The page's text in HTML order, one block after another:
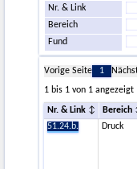
Nr. & Link
Bereich
Fund
Vorige Seite 1
1 bis 1 von 1 angezeigt
Nr. & Link Bereich
51.24.b.
Druck